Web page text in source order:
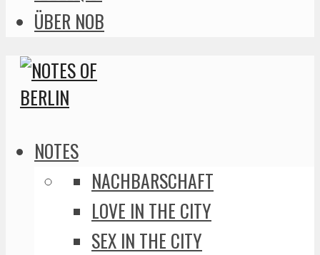
ÜBER NOB
NOTES
NACHBARSCHAFT
LOVE IN THE CITY
SEX IN THE CITY